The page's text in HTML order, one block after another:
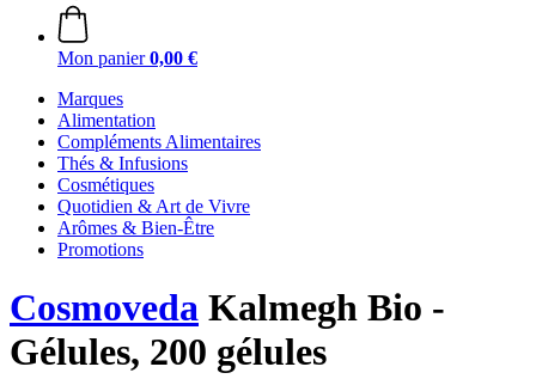
Mon panier 0,00 €
Marques
Alimentation
Compléments Alimentaires
Thés & Infusions
Cosmétiques
Quotidien & Art de Vivre
Arômes & Bien-Être
Promotions
Cosmoveda Kalmegh Bio -
Gélules, 200 gélules